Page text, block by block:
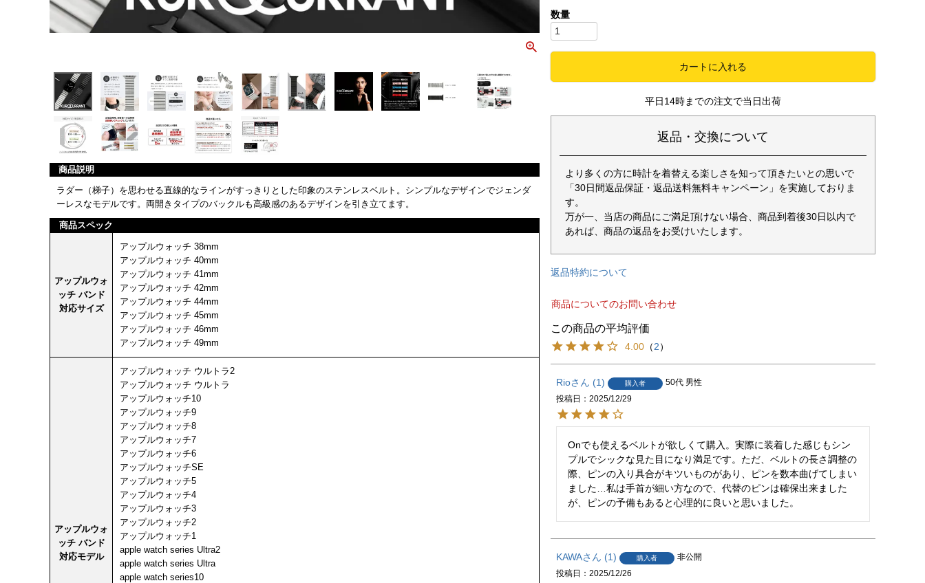
商品説明
ラダー（梯子）を思わせる直線的なラインがすっきりとした印象のステンレスベルト。シンプルなデザインでジェンダ
ーレスなモデルです。両開きタイプのバックルも高級感のあるデザインを引き立てます。
商品スペック
アップルウォ
ッチ バンド
対応サイズ
アップルウォッチ 38mm
アップルウォッチ 40mm
アップルウォッチ 41mm
アップルウォッチ 42mm
アップルウォッチ 44mm
アップルウォッチ 45mm
アップルウォッチ 46mm
アップルウォッチ 49mm
アップルウォ
ッチ バンド
対応モデル
アップルウォッチ ウルトラ2
アップルウォッチ ウルトラ
アップルウォッチ10
アップルウォッチ9
アップルウォッチ8
アップルウォッチ7
アップルウォッチ6
アップルウォッチSE
アップルウォッチ5
アップルウォッチ4
アップルウォッチ3
アップルウォッチ2
アップルウォッチ1
apple watch series Ultra2
apple watch series Ultra
apple watch series10
カートに入れる
平日14時までの注文で当日出荷
返品・交換について
より多くの方に時計を着替える楽しさを知って頂きたいとの思いで
「30日間返品保証・返品送料無料キャンペーン」を実施しておりま
す。
万が一、当店の商品にご満足頂けない場合、商品到着後30日以内で
あれば、商品の返品をお受けいたします。
返品特約について
商品についてのお問い合わせ
4.00 （2）
Rio 1 購入者 50代 男性
投稿日
2025/12/29
Onでも使えるベルトが欲しくて購入。実際に装着した感じもシン
プルでシックな見た目になり満足です。ただ、ベルトの長さ調整の
際、ピンの入り具合がキツいものがあり、ピンを数本曲げてしまい
ました…私は手首が細い方なので、代替のピンは確保出来ました
KAWA 1 購入者
非公開
投稿日
2025/12/26